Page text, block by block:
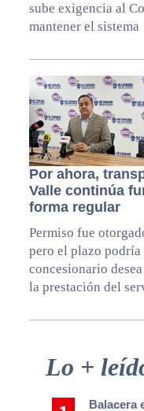
sube exigencia al
mantener el sistema
Por ahora,
Valle continúa
forma regular
Permiso fue
pero el plazo
concesionario
la prestación del
Primary
Lo +
Balacera